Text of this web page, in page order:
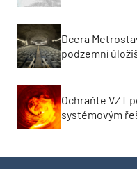
Dcera
podzemní
Ochraňte VZT
systémovým